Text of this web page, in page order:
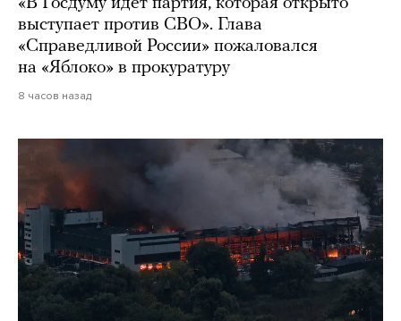
«В Госдуму идет партия, которая открыто
выступает против СВО». Глава
«Справедливой России» пожаловался
на «Яблоко» в прокуратуру
8 часов назад